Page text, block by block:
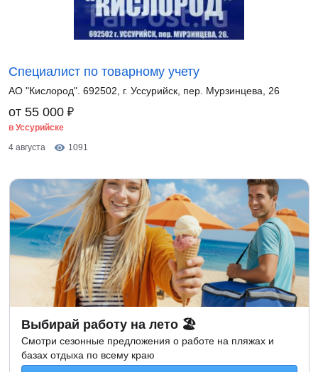
Специалист по товарному учету
АО "Кислород". 692502, г. Уссурийск, пер. Мурзинцева, 26
от 55 000 ₽
в Уссурийске
4 августа
1091
Выбирай работу на лето 🏖
Смотри сезонные предложения о работе на пляжах и
базах отдыха по всему краю